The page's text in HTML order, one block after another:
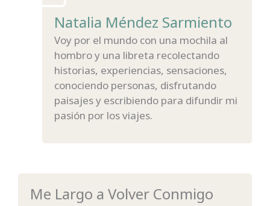
Natalia Méndez Sarmiento
Voy por el mundo con una mochila al
hombro y una libreta recolectando
historias, experiencias, sensaciones,
conociendo personas, disfrutando
paisajes y escribiendo para difundir mi
pasión por los viajes.
Me Largo a Volver Conmigo